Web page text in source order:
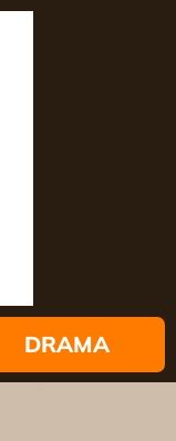
DRAMA